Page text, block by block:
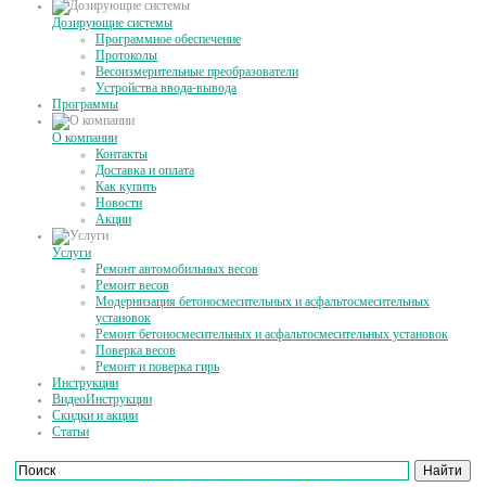
Дозирующие системы
Программное обеспечение
Протоколы
Весоизмерительные преобразователи
Устройства ввода-вывода
Программы
О компании
Контакты
Доставка и оплата
Как купить
Новости
Акции
Услуги
Ремонт автомобильных весов
Ремонт весов
Модернизация бетоносмесительных и асфальтосмесительных
установок
Ремонт бетоносмесительных и асфальтосмесительных установок
Поверка весов
Ремонт и поверка гирь
Инструкции
ВидеоИнструкции
Скидки и акции
Статьи